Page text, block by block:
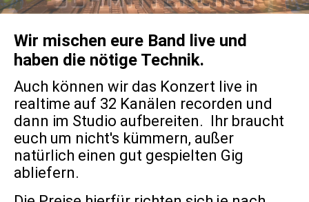
Wir mischen eure Band live und
haben die nötige Technik.
Auch können wir das Konzert live in
realtime auf 32 Kanälen recorden und
dann im Studio aufbereiten. Ihr braucht
euch um nicht's kümmern, außer
natürlich einen gut gespielten Gig
abliefern.